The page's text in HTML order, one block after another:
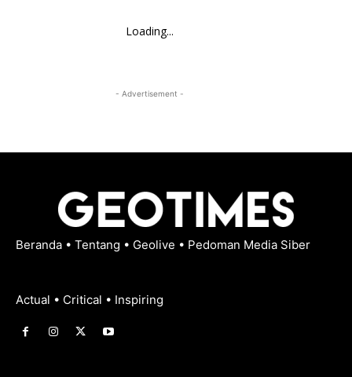
Loading...
- Advertisement -
Beranda • Tentang • Geolive • Pedoman Media Siber
Actual • Critical • Inspiring